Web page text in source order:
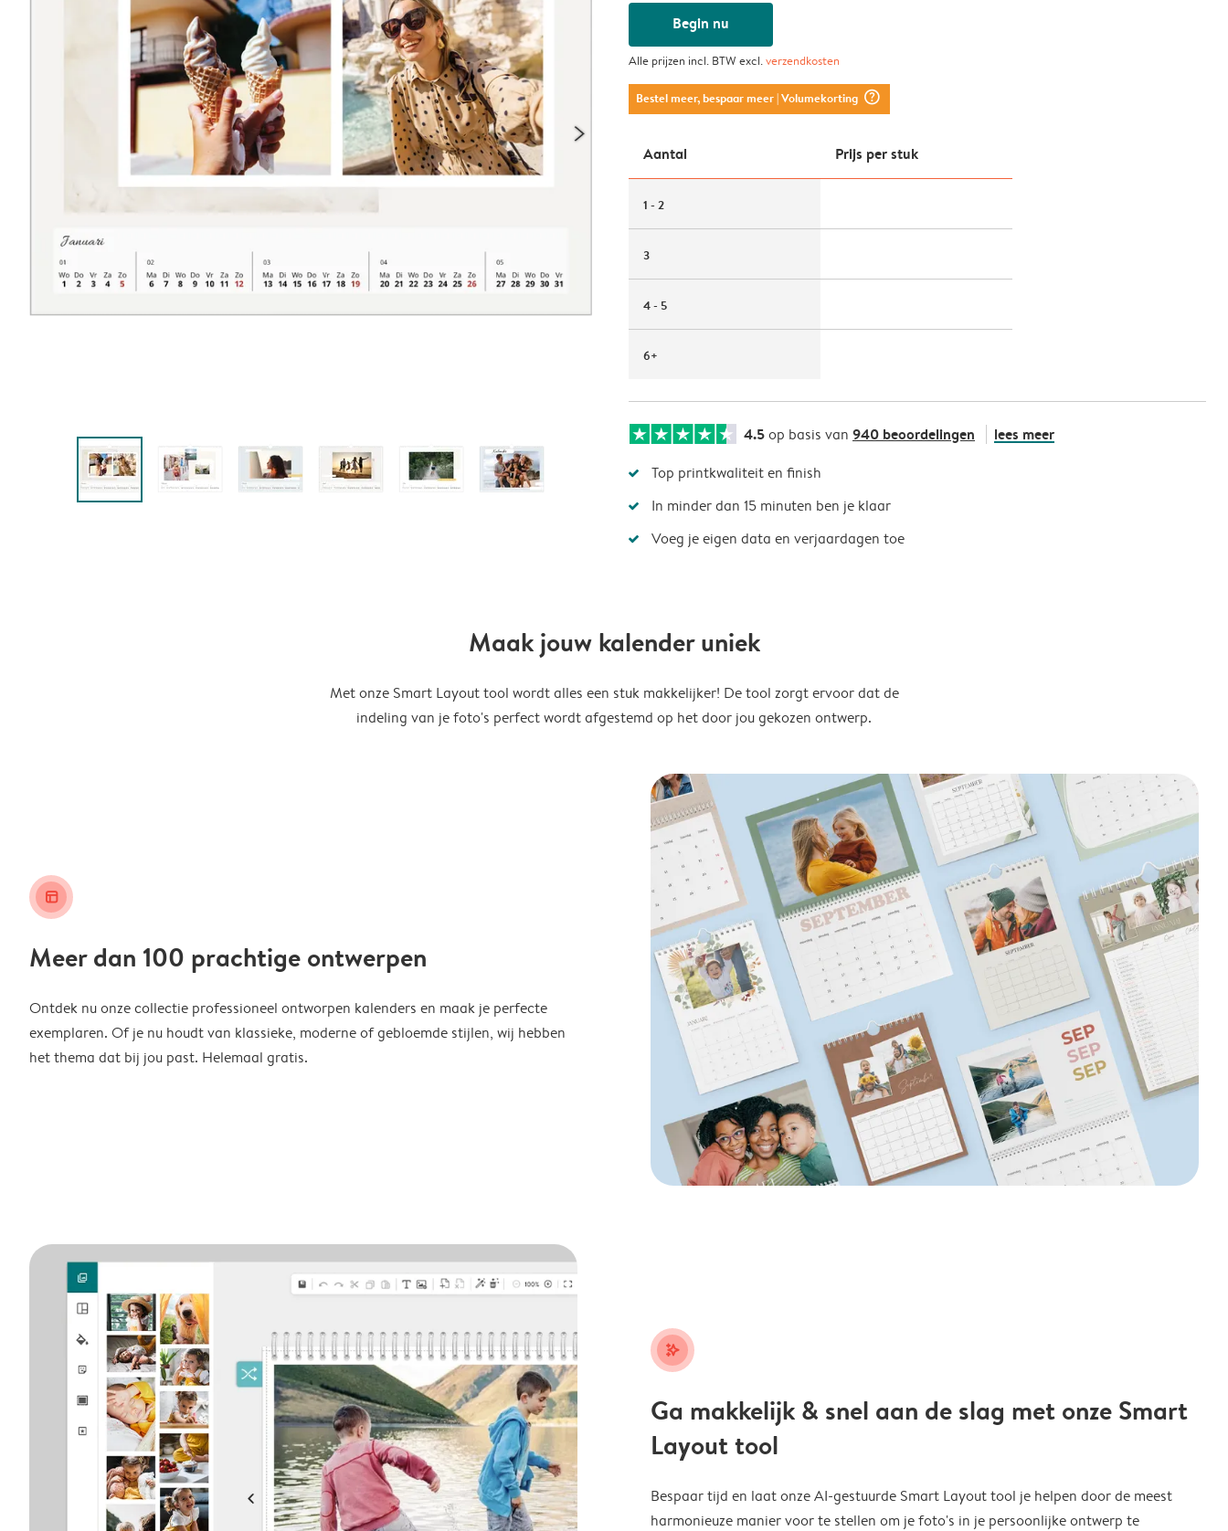
Begin nu
Alle prijzen incl. BTW excl.verzendkosten
Bestel meer, bespaar meer| Volumekorting question_mark_circle
Aantal Prijs per stuk
1 - 2
3
4 - 5
6+
4.5op basis van 940 beoordelingen lees meer
Top printkwaliteit en finish
In minder dan 15 minuten ben je klaar
Voeg je eigen data en verjaardagen toe
Maak jouw kalender uniek
Met onze Smart Layout tool wordt alles een stuk makkelijker! De tool zorgt ervoor dat de
indeling van je foto's perfect wordt afgestemd op het door jou gekozen ontwerp.
layout_alt
Meer dan 100 prachtige ontwerpen
Ontdek nu onze collectie professioneel ontworpen kalenders en maak je perfecte
exemplaren. Of je nu houdt van klassieke, moderne of gebloemde stijlen, wij hebben
het thema dat bij jou past. Helemaal gratis.
stars_plus
Ga makkelijk & snel aan de slag met onze Smart
Layout tool
Bespaar tijd en laat onze AI-gestuurde Smart Layout tool je helpen door de meest
harmonieuze manier voor te stellen om je foto's in je persoonlijke ontwerp te